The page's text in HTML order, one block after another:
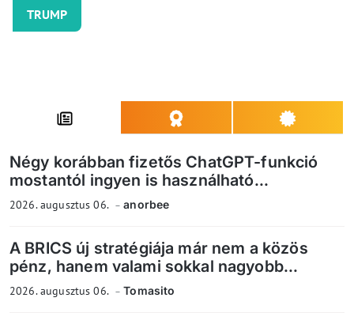
TRUMP
Négy korábban fizetős ChatGPT-funkció
mostantól ingyen is használható...
2026. augusztus 06. anorbee
A BRICS új stratégiája már nem a közös
pénz, hanem valami sokkal nagyobb...
2026. augusztus 06. Tomasito